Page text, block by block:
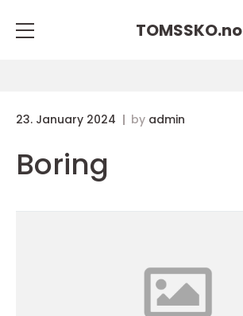
TOMSSKO.no
23. January 2024 by admin
Boring